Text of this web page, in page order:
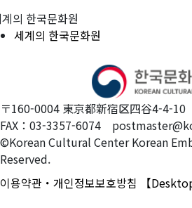
의 한국문화원
세계의 한국문화원
〒160-0004 東京都新宿区四谷4-4-
FAX：03-3357-6074
©Korean Cultural Center Korean
Reserved.
이용약관・개인정보보호방침
【